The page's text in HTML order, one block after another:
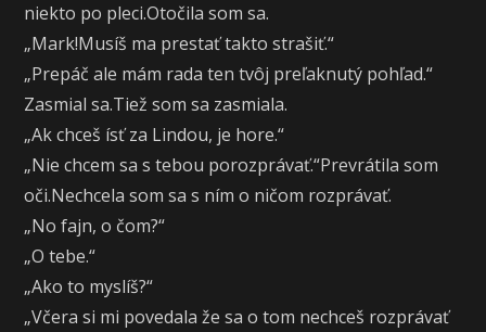
niekto po pleci.Otočila som sa.
„Mark!Musíš ma prestať takto strašiť.“
„Prepáč ale mám rada ten tvôj preľaknutý pohľad.“
Zasmial sa.Tiež som sa zasmiala.
„Ak chceš ísť za Lindou, je hore.“
„Nie chcem sa s tebou porozprávať.“Prevrátila som
oči.Nechcela som sa s ním o ničom rozprávať.
„No fajn, o čom?“
„O tebe.“
„Ako to myslíš?“
„Včera si mi povedala že sa o tom nechceš rozprávať